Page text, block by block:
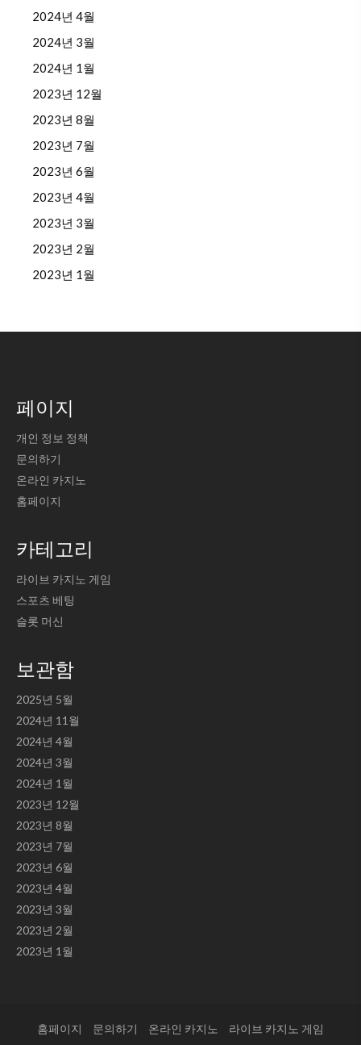
2024년 4월
2024년 3월
2024년 1월
2023년 12월
2023년 8월
2023년 7월
2023년 6월
2023년 4월
2023년 3월
2023년 2월
2023년 1월
페이지
개인 정보 정책
문의하기
온라인 카지노
홈페이지
카테고리
라이브 카지노 게임
스포츠 베팅
슬롯 머신
보관함
2025년 5월
2024년 11월
2024년 4월
2024년 3월
2024년 1월
2023년 12월
2023년 8월
2023년 7월
2023년 6월
2023년 4월
2023년 3월
2023년 2월
2023년 1월
홈페이지 문의하기 온라인 카지노 라이브 카지노 게임